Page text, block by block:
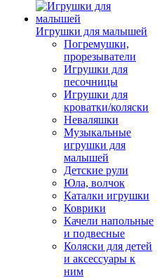
Игрушки для малышей
Погремушки,
прорезыватели
Игрушки для
песочницы
Игрушки для
кроватки/коляски
Неваляшки
Музыкальные
игрушки для
малышей
Детские рули
Юла, волчок
Каталки игрушки
Коврики
Качели напольные
и подвесные
Коляски для детей
и аксессуары к
ним